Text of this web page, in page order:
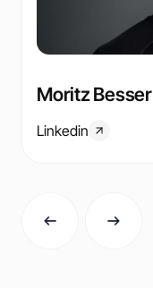
Moritz Besser
Linkedin